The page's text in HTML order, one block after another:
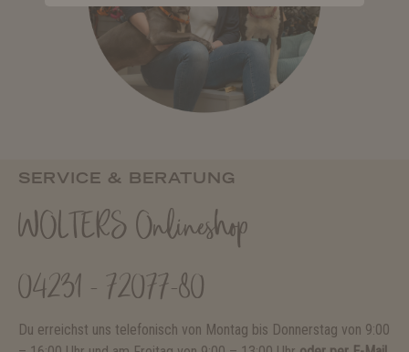
SERVICE & BERATUNG
WOLTERS Onlineshop
04231 - 72077-80
Du erreichst uns telefonisch von Montag bis Donnerstag von 9:00